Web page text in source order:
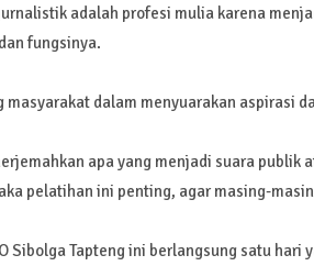
adalah profesi mulia karena
fungsinya.
dalam menyuarakan aspirasi
apa yang menjadi suara publik
pelatihan ini penting, agar masing-
Sibolga Tapteng ini berlangsung satu hari